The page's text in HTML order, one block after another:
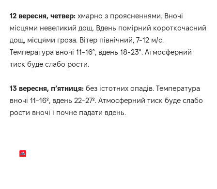
12 вересня, четвер: хмарно з проясненнями. Вночі
місцями невеликий дощ. Вдень помірний короткочасний
дощ, місцями гроза. Вітер північний, 7-12 м/с.
Температура вночі 11-16º, вдень 18-23º. Атмосферний
тиск буде слабо рости.
13 вересня, п’ятниця: без істотних опадів. Температура
вночі 11-16º, вдень 22-27º. Атмосферний тиск буде слабо
рости вночі і почне падати вдень.